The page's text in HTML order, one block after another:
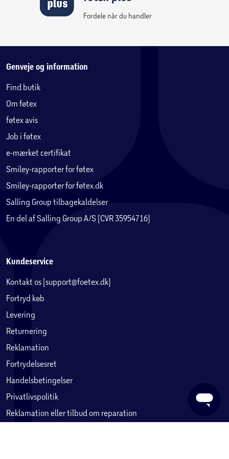
Inspirerer til fantasifuld leg
Når børn har bygget det snedækkede sæt, kan de bruge deres
kreativitet til at lege forskellige rollelege, hvor Paisley, hendes
lillesøster Ella og veninden Aliya hygger sig i bjerglandskabet.
Fordele når du handler
Genveje og information
Find butik
Om føtex
føtex avis
Job i føtex
e-mærket certifikat
Smiley-rapporter for føtex
Smiley-rapporter for føtex.dk
Salling Group tilbagekaldelser
En del af Salling Group A/S (CVR 35954716)
Kundeservice
Kontakt os (support@foetex.dk)
Fortryd køb
Levering
Returnering
Reklamation
Fortrydelsesret
Handelsbetingelser
Privatlivspolitik
Reklamation eller tilbud om reparation